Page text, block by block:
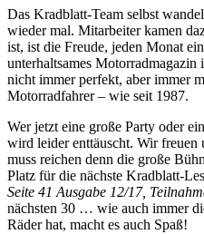
Das Kradblatt-Team selbst
wieder mal. Mitarbeiter kamen
ist, ist die Freude, jeden Monat
unterhaltsames
nicht immer perfekt, aber immer
Motorradfahrer – wie seit 1987.
Wer jetzt eine große Party oder
wird leider enttäuscht. Wir freuen
muss reichen denn die große
Platz für die nächste Kradblatt-
Seite 41 Ausgabe 12/17,
nächsten 30 … wie auch immer
Räder hat, macht es auch Spaß!